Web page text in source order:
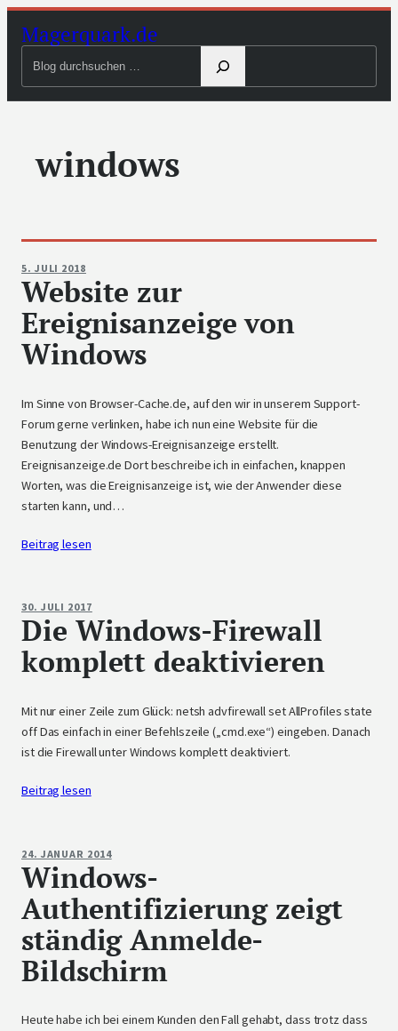
Zum
Inhalt
Magerquark.de
durchsuchen
windows
5. JULI 2018
Website zur
Ereignisanzeige von
Windows
Im Sinne von Browser-Cache.de, auf den wir in unserem Support-
Forum gerne verlinken, habe ich nun eine Website für die
Benutzung der Windows-Ereignisanzeige erstellt.
Ereignisanzeige.de Dort beschreibe ich in einfachen, knappen
Worten, was die Ereignisanzeige ist, wie der Anwender diese
starten kann, und…
Beitrag lesen
30. JULI 2017
Die Windows-Firewall
komplett deaktivieren
Mit nur einer Zeile zum Glück: netsh advfirewall set AllProfiles state
off Das einfach in einer Befehlszeile („cmd.exe“) eingeben. Danach
ist die Firewall unter Windows komplett deaktiviert.
Beitrag lesen
24. JANUAR 2014
Windows-
Authentifizierung zeigt
ständig Anmelde-
Bildschirm
Heute habe ich bei einem Kunden den Fall gehabt, dass trotz dass